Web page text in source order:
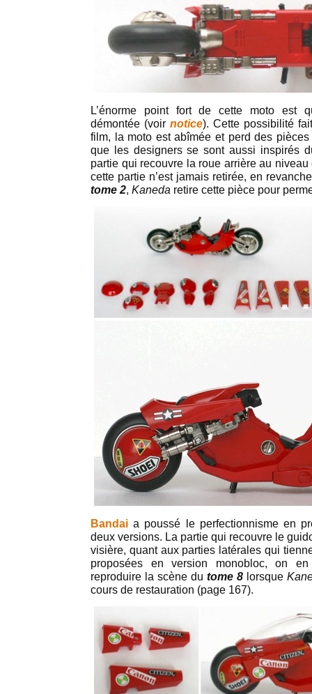
L’énorme point fort de cette moto est
démontée (voir notice). Cette possibilité
film, la moto est abîmée et perd des
que les designers se sont aussi inspirés
partie qui recouvre la roue arrière au niveau
cette partie n’est jamais retirée, en
tome 2, Kaneda retire cette pièce pour
Bandaia poussé le perfectionnisme en
deux versions. La partie qui recouvre le
visière, quant aux parties latérales qui
proposées en version monobloc, on
reproduire la scène du tome 8 lorsque
cours de restauration (page 167).